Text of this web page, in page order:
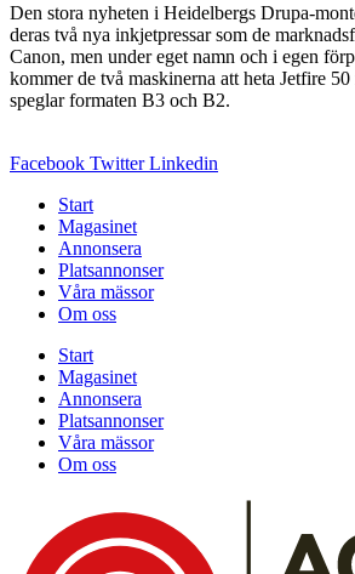
Den stora nyheten i Heidelbergs Drupa-
deras två nya inkjetpressar som de
Canon, men under eget namn och i egen
kommer de två maskinerna att heta Jetfire
speglar formaten B3 och B2.
Facebook Twitter Linkedin
Start
Magasinet
Annonsera
Platsannonser
Våra mässor
Om oss
Start
Magasinet
Annonsera
Platsannonser
Våra mässor
Om oss